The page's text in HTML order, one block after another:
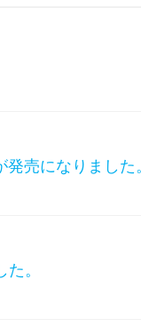
売になりました
。